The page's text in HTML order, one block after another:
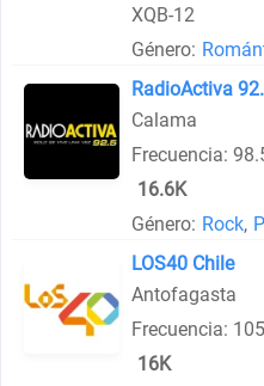
XQB-12
Género:
RadioActiva
Calama
Frecuencia:
16.6K
Género: Rock,
LOS40 Chile
Antofagasta
Frecuencia:
16K